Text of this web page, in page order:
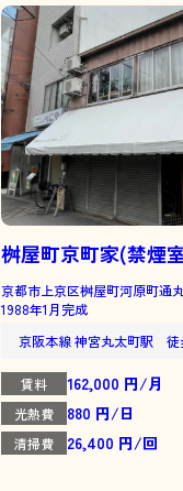
桝屋町京町家(禁煙
京都市上京区桝屋町河原町通
1988年1月完成
京阪本線 神宮丸太町駅 徒
賃料 162,000 円/月
光熱費 880 円/日
清掃費 26,400 円/回